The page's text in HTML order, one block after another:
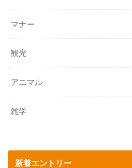
マナー
観光
アニマル
雑学
新着エントリー